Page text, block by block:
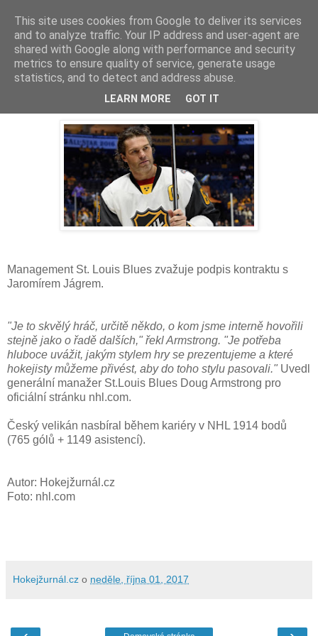
Jaromír Jágr do St. Louis Blues?
Management St. Louis Blues zvažuje podpis kontraktu s
Jaromírem Jágrem.
"Je to skvělý hráč, určitě někdo, o kom jsme interně hovořili
stejně jako o řadě dalších," řekl Armstrong. "Je potřeba
hluboce uvážit, jakým stylem hry se prezentujeme a které
hokejisty můžeme přivést, aby do toho stylu pasovali." Uvedl
generální manažer St.Louis Blues Doug Armstrong pro
oficiální stránku nhl.com.
Český velikán nasbíral během kariéry v NHL 1914 bodů
(765 gólů + 1149 asistencí).
Autor: Hokejžurnál.cz
Foto: nhl.com
Hokejžurnál.cz o neděle, října 01, 2017
This site uses cookies from Google to deliver its services
and to analyze traffic. Your IP address and user-agent are
shared with Google along with performance and security
metrics to ensure quality of service, generate usage
statistics, and to detect and address abuse.
LEARN MORE GOT IT